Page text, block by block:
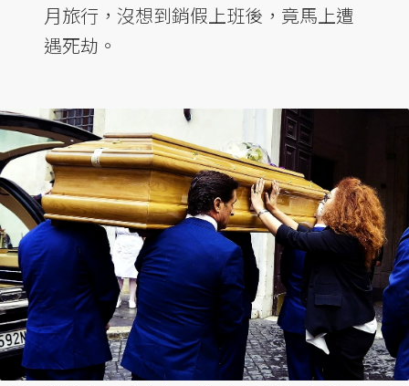
月旅行，沒想到銷假上班後，竟馬上遭
遇死劫。